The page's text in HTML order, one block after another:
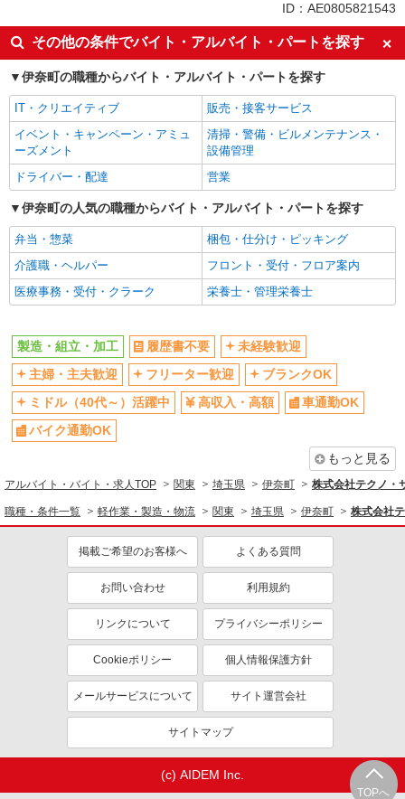
車通勤OK
交通費支給
社会保険あり
ID：AE0805821543
その他の条件でバイト・アルバイト・パートを探す
伊奈町の職種からバイト・アルバイト・パートを探す
IT・クリエイティブ
販売・接客サービス
イベント・キャンペーン・アミュ
ーズメント
清掃・警備・ビルメンテナンス・
設備管理
ドライバー・配達
営業
伊奈町の人気の職種からバイト・アルバイト・パートを探す
弁当・惣菜
梱包・仕分け・ピッキング
介護職・ヘルパー
フロント・受付・フロア案内
医療事務・受付・クラーク
栄養士・管理栄養士
TOPへ
製造・組立・加工 履歴書不要
未経験歓迎
主婦・主夫歓迎
フリーター歓迎
ブランクOK
ミドル（40代～）活躍中
高収入・高額
車通勤OK
バイク通勤OK
もっと見る
アルバイト・バイト・求人TOP 関東 埼玉県 伊奈町 株式会社テクノ・
職種・条件一覧 軽作業・製造・物流 関東 埼玉県 伊奈町 株式会社
掲載ご希望のお客様へ よくある質問
お問い合わせ 利用規約
リンクについて プライバシーポリシー
Cookieポリシー 個人情報保護方針
メールサービスについて サイト運営会社
サイトマップ
(c) AIDEM Inc.